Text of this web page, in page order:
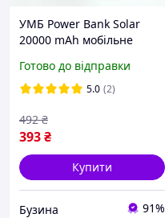
УМБ Power Bank Solar
20000 mAh мобільне
панеллю та лампою,
повербанк для планшета
Готово до відправки
5.0 (2)
393₴
492 ₴
Купити
Бузина 91%